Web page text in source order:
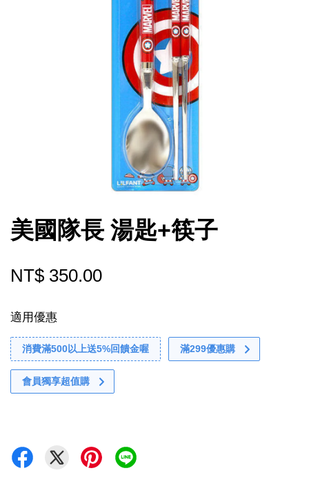
美國隊長 湯匙+筷子
NT$ 350.00
適用優惠
消費滿500以上送5%回饋金喔 滿299優惠購
會員獨享超值購